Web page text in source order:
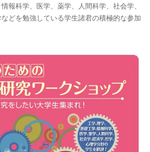
報科学、医学、薬学、人間科学、社会学、
どを勉強している学生諸君の積極的な参加